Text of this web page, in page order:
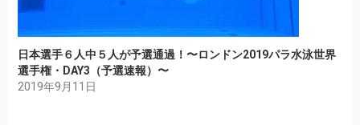
日本選手６人中５人が予選通過！〜ロンドン2019パラ水泳世界
選手権・DAY3（予選速報）〜
2019年9月11日